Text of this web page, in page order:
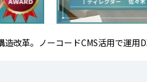
改革。ノーコードCMS活用で運用